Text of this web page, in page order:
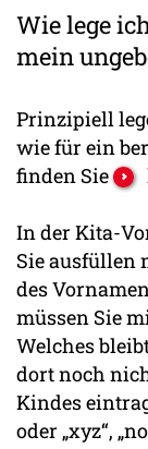
Wie lege
mein
Prinzipiell
wie für ein
finden Sie
In der Kita-
Sie ausfüllen
des
müssen Sie
Welches
dort noch
Kindes
oder „xyz“,